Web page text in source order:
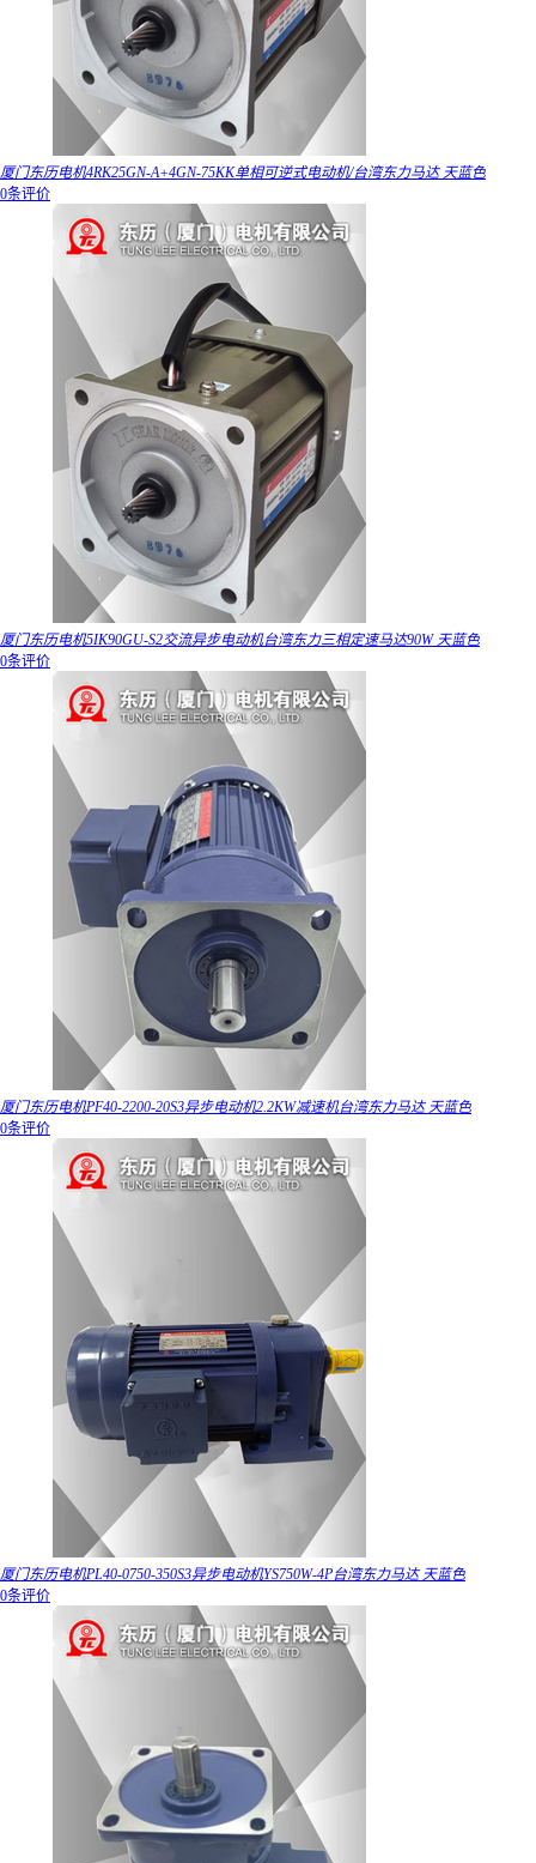
厦门东历电机4RK25GN-A+4GN-75KK单相可逆式电动机/台湾东力马达 天蓝色
0条评价
厦门东历电机5IK90GU-S2交流异步电动机台湾东力三相定速马达90W 天蓝色
0条评价
厦门东历电机PF40-2200-20S3异步电动机2.2KW减速机台湾东力马达 天蓝色
0条评价
厦门东历电机PL40-0750-350S3异步电动机YS750W-4P台湾东力马达 天蓝色
0条评价